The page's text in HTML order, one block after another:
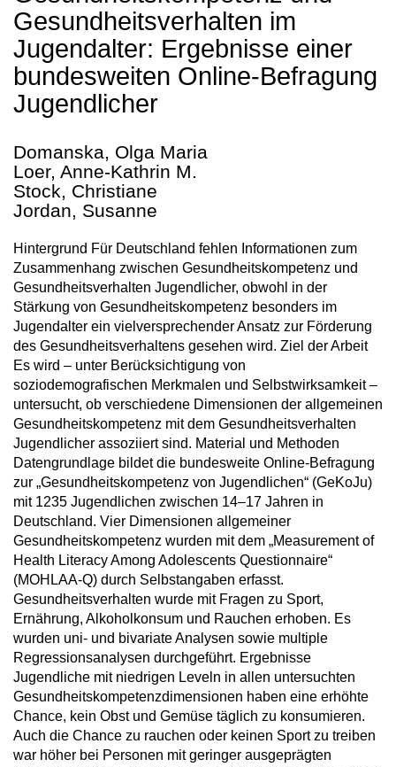
Gesundheitsverhalten im
Jugendalter: Ergebnisse einer
bundesweiten Online-Befragung
Jugendlicher
Domanska, Olga Maria
Loer, Anne-Kathrin M.
Stock, Christiane
Jordan, Susanne
Hintergrund Für Deutschland fehlen Informationen zum
Zusammenhang zwischen Gesundheitskompetenz und
Gesundheitsverhalten Jugendlicher, obwohl in der
Stärkung von Gesundheitskompetenz besonders im
Jugendalter ein vielversprechender Ansatz zur Förderung
des Gesundheitsverhaltens gesehen wird. Ziel der Arbeit
Es wird – unter Berücksichtigung von
soziodemografischen Merkmalen und Selbstwirksamkeit –
untersucht, ob verschiedene Dimensionen der allgemeinen
Gesundheitskompetenz mit dem Gesundheitsverhalten
Jugendlicher assoziiert sind. Material und Methoden
Datengrundlage bildet die bundesweite Online-Befragung
zur „Gesundheitskompetenz von Jugendlichen“ (GeKoJu)
mit 1235 Jugendlichen zwischen 14–17 Jahren in
Deutschland. Vier Dimensionen allgemeiner
Gesundheitskompetenz wurden mit dem „Measurement of
Health Literacy Among Adolescents Questionnaire“
(MOHLAA-Q) durch Selbstangaben erfasst.
Gesundheitsverhalten wurde mit Fragen zu Sport,
Ernährung, Alkoholkonsum und Rauchen erhoben. Es
wurden uni- und bivariate Analysen sowie multiple
Regressionsanalysen durchgeführt. Ergebnisse
Jugendliche mit niedrigen Leveln in allen untersuchten
Gesundheitskompetenzdimensionen haben eine erhöhte
Chance, kein Obst und Gemüse täglich zu konsumieren.
Auch die Chance zu rauchen oder keinen Sport zu treiben
war höher bei Personen mit geringer ausgeprägten